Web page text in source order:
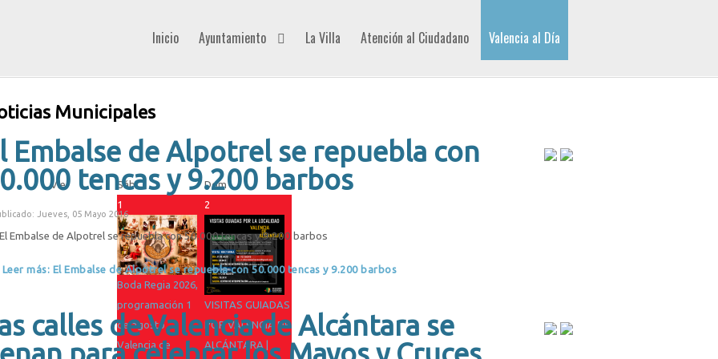
Inicio Ayuntamiento La Villa Atención al Ciudadano Valencia al Día
Vie Sáb
Dom
1
Boda Regia 2026,
programación 1
de agosto
Valencia de
2
VISITAS GUIADAS
POR VALENCIA DE
ALCÁNTARA |
Municipales
Embalse de Alpotrel se repuebla con
tencas y 9.200 barbos
Jueves, 05 Mayo 2016
El Embalse de Alpotrel se repuebla con 50.000 tencas y 9.200 barbos
Leer más: El Embalse de Alpotrel se repuebla con 50.000 tencas y 9.200 barbos
calles de Valencia de Alcántara se